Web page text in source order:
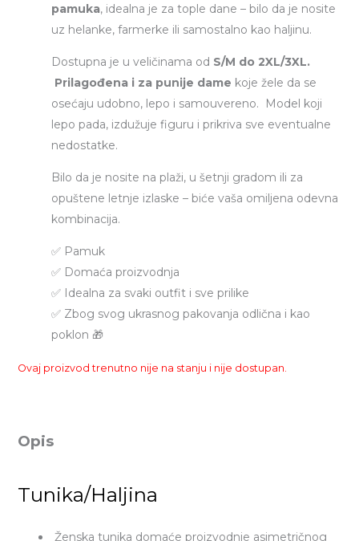
pamuka, idealna je za tople dane – bilo da je nosite
uz helanke, farmerke ili samostalno kao haljinu.
Dostupna je u veličinama od S/M do 2XL/3XL.
Prilagođena i za punije dame koje žele da se
osećaju udobno, lepo i samouvereno.
Model koji
lepo pada, izdužuje figuru i prikriva sve eventualne
nedostatke.
Bilo da je nosite na plaži, u šetnji gradom ili za
opuštene letnje izlaske – biće vaša omiljena odevna
kombinacija.
✅ Pamuk
✅ Domaća proizvodnja
✅ Idealna za svaki outfit i sve prilike
✅ Zbog svog ukrasnog pakovanja odlična i kao
poklon 🎁
Ovaj proizvod trenutno nije na stanju i nije dostupan.
Opis
Tunika/Haljina
Ženska tunika domaće proizvodnje asimetričnog